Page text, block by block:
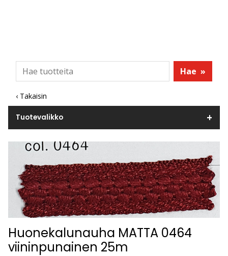
Hae »
‹ Takaisin
Tuotevalikko
Huonekalunauha MATTA 0464
viininpunainen 25m